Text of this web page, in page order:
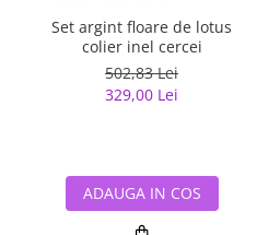
Set argint floare de lotus
colier inel cercei
502,83 Lei
329,00 Lei
ADAUGA IN COS